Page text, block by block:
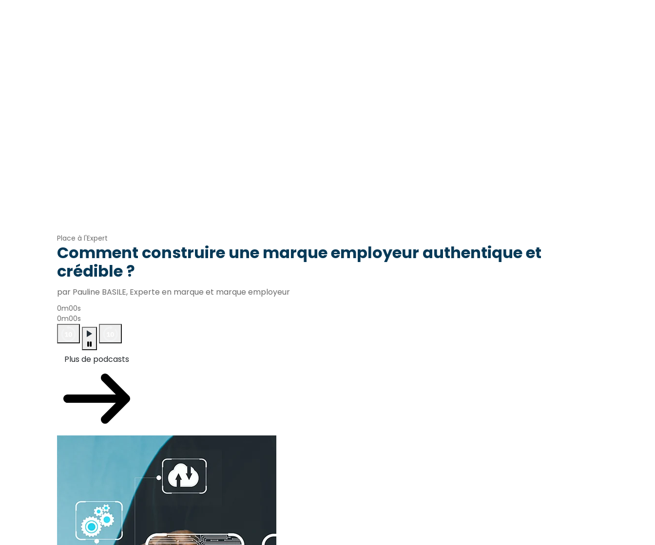
Place à l'Expert
Comment construire une marque employeur authentique et
crédible ?
par Pauline BASILE, Experte en marque et marque employeur
0m00s
0m00s
Plus de podcasts